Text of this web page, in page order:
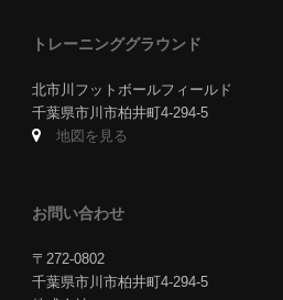
トレーニンググラウンド
北市川フットボールフィールド
千葉県市川市柏井町4-294-5
地図を見る
お問い合わせ
〒272-0802
千葉県市川市柏井町4-294-5